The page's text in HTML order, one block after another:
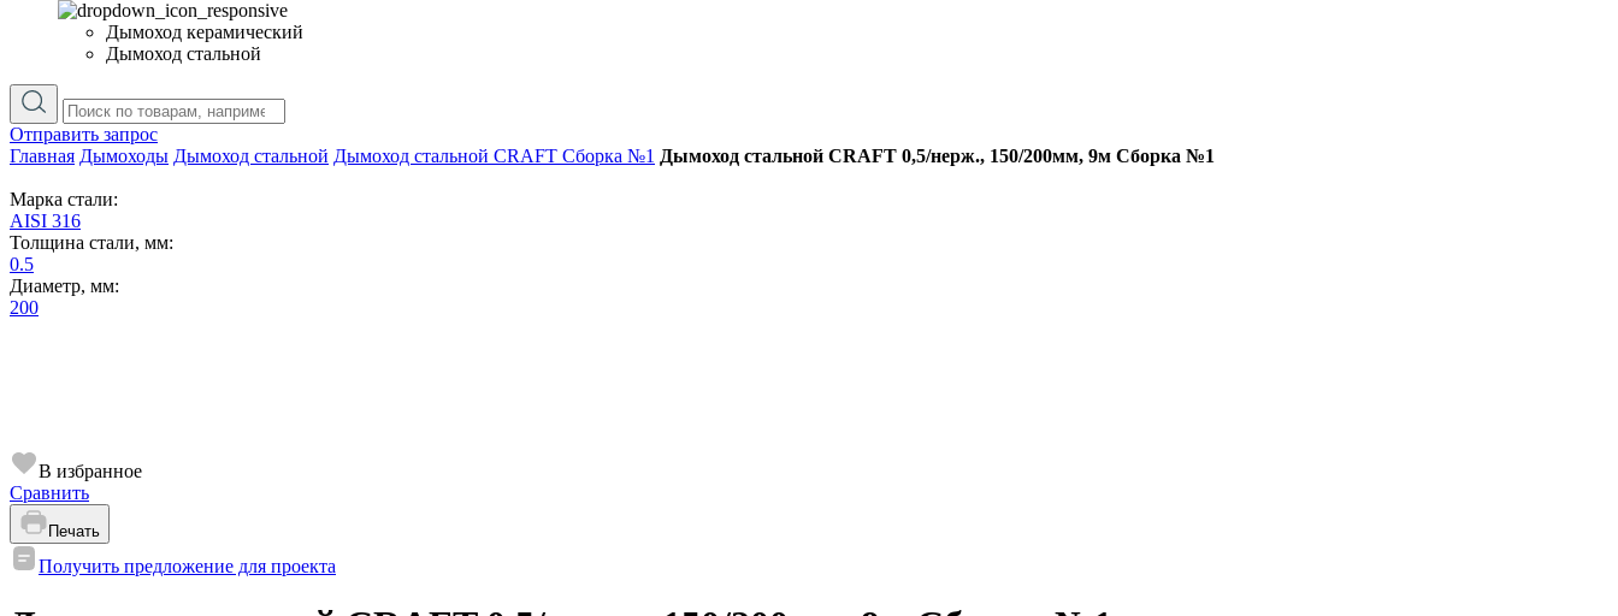
Дымоход керамический
Дымоход стальной
Отправить запрос
Главная Дымоходы Дымоход стальной Дымоход стальной CRAFT Сборка №1 Дымоход стальной CRAFT 0,5/нерж., 150/200мм, 9м Сборка №1
Марка стали:
AISI 316
Толщина стали, мм:
0.5
Диаметр, мм:
200
В избранное
Сравнить
Печать
Получить предложение для проекта